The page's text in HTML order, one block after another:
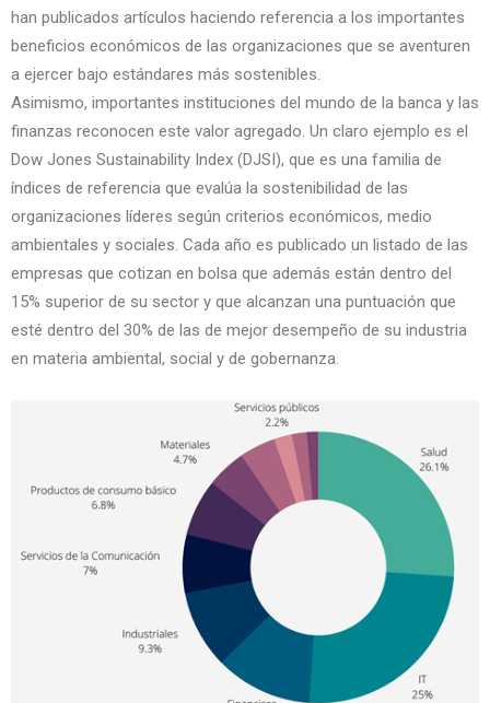
han publicados artículos haciendo referencia a los importantes
beneficios económicos de las organizaciones que se aventuren
a ejercer bajo estándares más sostenibles.
Asimismo, importantes instituciones del mundo de la banca y las
finanzas reconocen este valor agregado. Un claro ejemplo es el
Dow Jones Sustainability Index (DJSI), que es una familia de
índices de referencia que evalúa la sostenibilidad de las
organizaciones líderes según criterios económicos, medio
ambientales y sociales. Cada año es publicado un listado de las
empresas que cotizan en bolsa que además están dentro del
15% superior de su sector y que alcanzan una puntuación que
esté dentro del 30% de las de mejor desempeño de su industria
en materia ambiental, social y de gobernanza.